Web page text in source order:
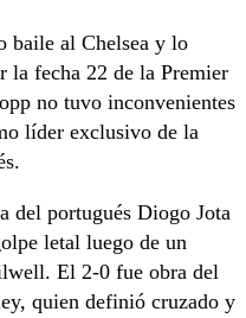
baile al Chelsea y lo
la fecha 22 de la Premier
no tuvo inconvenientes
líder exclusivo de la
del portugués Diogo Jota
letal luego de un
El 2-0 fue obra del
quien definió cruzado y